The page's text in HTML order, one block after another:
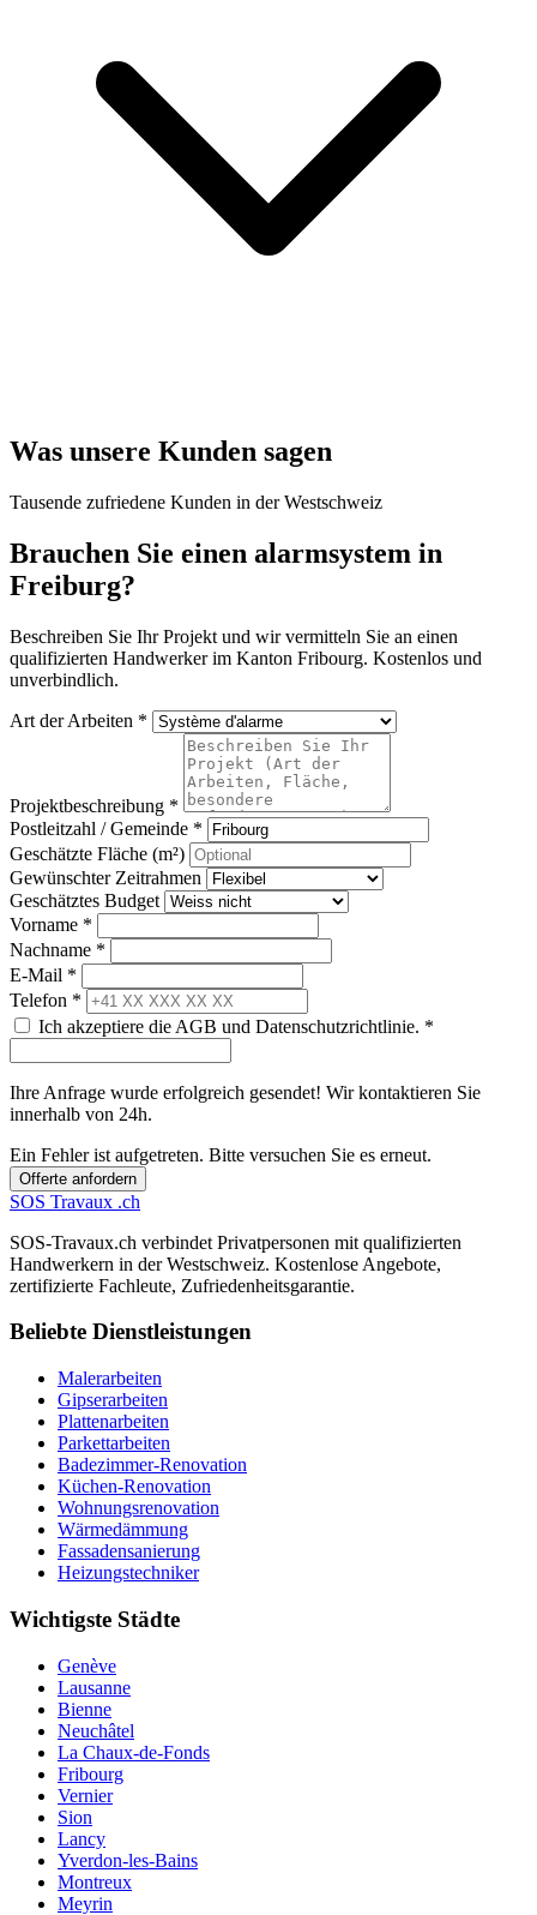
Was unsere Kunden sagen
Tausende zufriedene Kunden in der Westschweiz
Brauchen Sie einen alarmsystem in
Freiburg?
Beschreiben Sie Ihr Projekt und wir vermitteln Sie an einen
qualifizierten Handwerker im Kanton Fribourg. Kostenlos und
unverbindlich.
Art der Arbeiten *
Projektbeschreibung *
Postleitzahl / Gemeinde *
Geschätzte Fläche (m²)
Gewünschter Zeitrahmen
Geschätztes Budget
Vorname *
Nachname *
E-Mail *
Telefon *
Ich akzeptiere die AGB und Datenschutzrichtlinie. *
Ihre Anfrage wurde erfolgreich gesendet! Wir kontaktieren Sie
innerhalb von 24h.
Ein Fehler ist aufgetreten. Bitte versuchen Sie es erneut.
Offerte anfordern
SOS Travaux .ch
SOS-Travaux.ch verbindet Privatpersonen mit qualifizierten
Handwerkern in der Westschweiz. Kostenlose Angebote,
zertifizierte Fachleute, Zufriedenheitsgarantie.
Beliebte Dienstleistungen
Malerarbeiten
Gipserarbeiten
Plattenarbeiten
Parkettarbeiten
Badezimmer-Renovation
Küchen-Renovation
Wohnungsrenovation
Wärmedämmung
Fassadensanierung
Heizungstechniker
Wichtigste Städte
Genève
Lausanne
Bienne
Neuchâtel
La Chaux-de-Fonds
Fribourg
Vernier
Sion
Lancy
Yverdon-les-Bains
Montreux
Meyrin